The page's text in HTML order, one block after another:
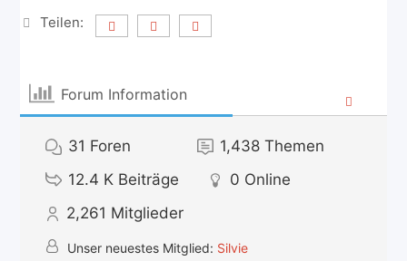
Teilen:
Forum Information
31 Foren 1,438 Themen
12.4 K Beiträge 0 Online
2,261 Mitglieder
Unser neuestes Mitglied: Silvie